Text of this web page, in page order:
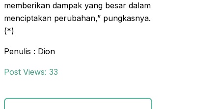
memberikan dampak yang besar dalam
menciptakan perubahan,” pungkasnya.
(*)
Penulis : Dion
Post Views: 33